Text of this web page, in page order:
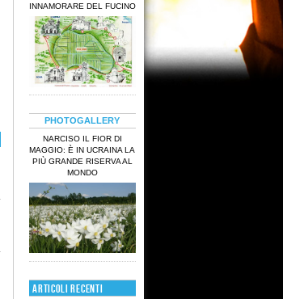
INNAMORARE DEL FUCINO
PHOTOGALLERY
NARCISO IL FIOR DI
MAGGIO: È IN UCRAINA LA
PIÙ GRANDE RISERVA AL
MONDO
ARTICOLI RECENTI